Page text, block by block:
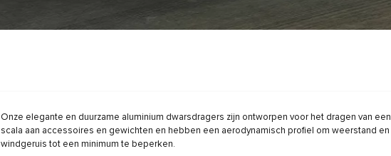
Onze elegante en duurzame aluminium dwarsdragers zijn ontworpen voor het dragen van een
scala aan accessoires en gewichten en hebben een aerodynamisch profiel om weerstand en
windgeruis tot een minimum te beperken.